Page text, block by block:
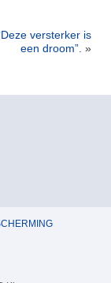
versterker is
een droom”. »